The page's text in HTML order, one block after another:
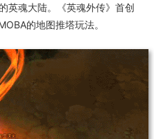
英魂大陆。《英魂外传》首创
的地图推塔玩法。